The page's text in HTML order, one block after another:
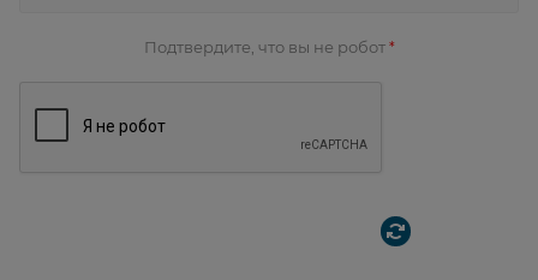
Подтвердите, что вы не робот *